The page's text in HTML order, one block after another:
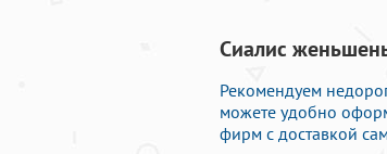
Сиалис
Рекомендуем
можете удобно
фирм с доставкой